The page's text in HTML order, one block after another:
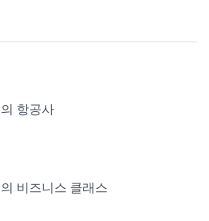
항공사
비즈니스 클래스